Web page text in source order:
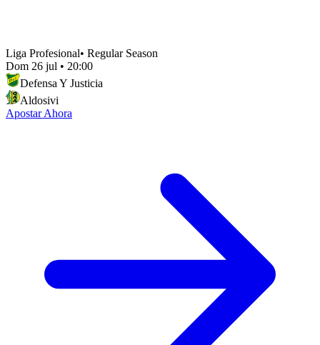
Liga Profesional• Regular Season
Dom 26 jul • 20:00
Defensa Y Justicia
Aldosivi
Apostar Ahora